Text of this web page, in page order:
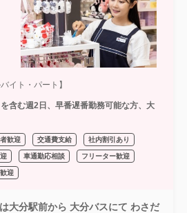
イト・パート】
を含む週2日、早番遅番勤務可能な方、大
歓迎 交通費支給 社内割引あり
車通勤応相談 フリーター歓迎
迎
大分駅前から 大分バスにて わさだ